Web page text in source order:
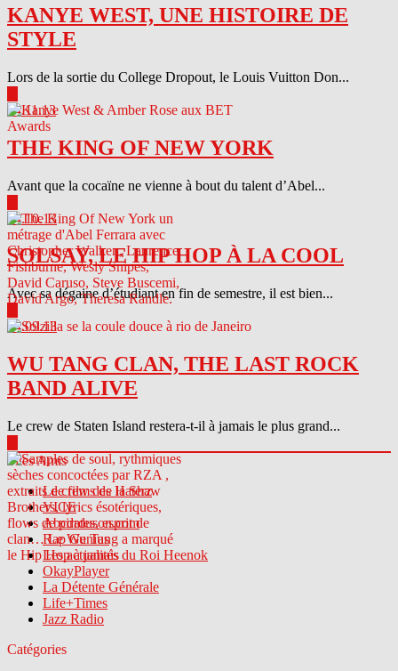
KANYE WEST, UNE HISTOIRE DE
STYLE
Lors de la sortie du College Dropout, le Louis Vuitton Don...
04.11.13
THE KING OF NEW YORK
Avant que la cocaïne ne vienne à bout du talent d’Abel...
04.10.13
SOLSAY, LE HIP HOP À LA COOL
Avec sa dégaine d’étudiant en fin de semestre, il est bien...
04.09.13
WU TANG CLAN, THE LAST ROCK
BAND ALIVE
Le crew de Staten Island restera-t-il à jamais le plus grand...
Sites Amis
Le crew des Haterz
VICE
Abcdrduson.com
Rap Genius
Les actualités du Roi Heenok
OkayPlayer
La Détente Générale
Life+Times
Jazz Radio
Catégories